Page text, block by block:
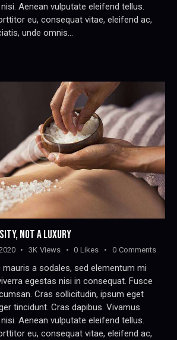
Aenean vulputate eleifend tellus.
eu, consequat vitae, eleifend ac,
unde omnis…
NOT A LUXURY
3K Views 0 Likes 0 Comments
a sodales, sed elementum mi
egestas nisi in consequat. Fusce
Cras sollicitudin, ipsum eget
tincidunt. Cras dapibus. Vivamus
Aenean vulputate eleifend tellus.
eu, consequat vitae, eleifend ac,